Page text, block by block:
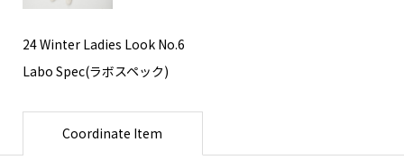
24 Winter Ladies Look No.6
Labo Spec(ラボスペック)
Coordinate Item